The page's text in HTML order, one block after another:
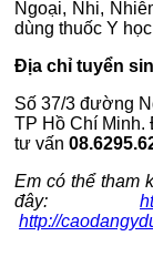
Ngoại, Nhi,
dùng thuốc Y
Địa chỉ tuyển
Số 37/3 đường
TP Hồ Chí Minh.
tư vấn
Em có thể tham
đây:
http://